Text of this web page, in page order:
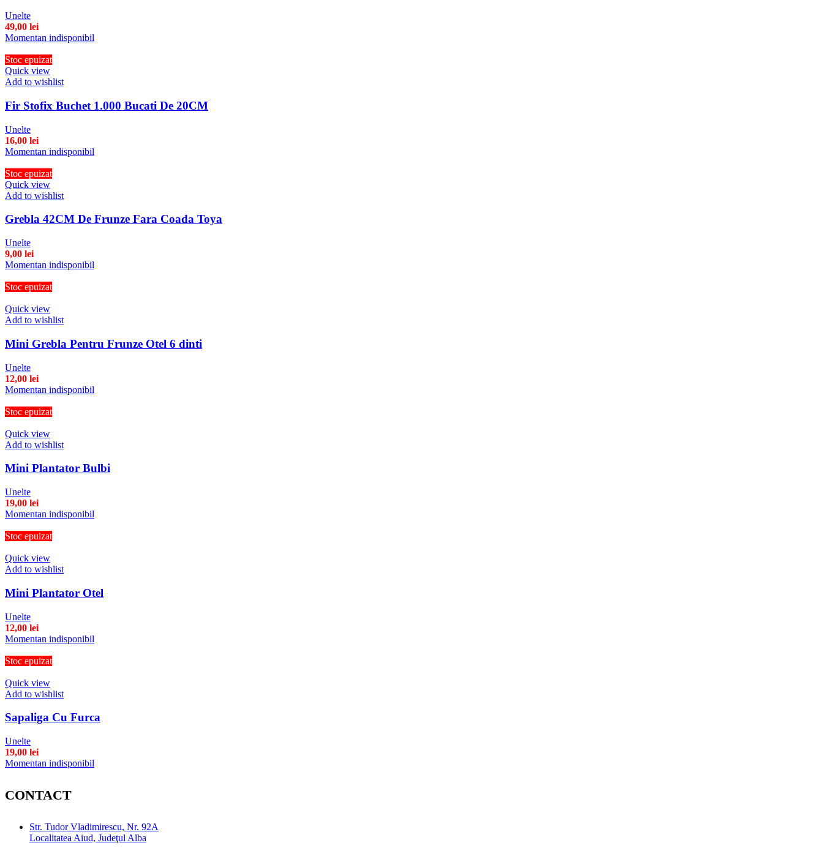
Unelte
49,00 lei
Momentan indisponibil
Stoc epuizat
Quick view
Add to wishlist
Fir Stofix Buchet 1.000 Bucati De 20CM
Unelte
16,00 lei
Momentan indisponibil
Stoc epuizat
Quick view
Add to wishlist
Grebla 42CM De Frunze Fara Coada Toya
Unelte
9,00 lei
Momentan indisponibil
Stoc epuizat
Quick view
Add to wishlist
Mini Grebla Pentru Frunze Otel 6 dinti
Unelte
12,00 lei
Momentan indisponibil
Stoc epuizat
Quick view
Add to wishlist
Mini Plantator Bulbi
Unelte
19,00 lei
Momentan indisponibil
Stoc epuizat
Quick view
Add to wishlist
Mini Plantator Otel
Unelte
12,00 lei
Momentan indisponibil
Stoc epuizat
Quick view
Add to wishlist
Sapaliga Cu Furca
Unelte
19,00 lei
Momentan indisponibil
CONTACT
Str. Tudor Vladimirescu, Nr. 92A
Localitatea Aiud, Judeţul Alba